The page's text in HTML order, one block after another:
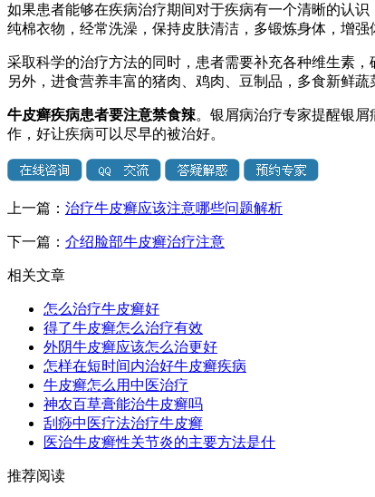
如果患者能够在疾病治疗期间对于疾病有一个清晰的认
纯棉衣物，经常洗澡，保持皮肤清洁，多锻炼身体，增
采取科学的治疗方法的同时，患者需要补充各种维生素
另外，进食营养丰富的猪肉、鸡肉、豆制品，多食新鲜
牛皮癣疾病患者要注意禁食辣。银屑病治疗专家提醒银
作，好让疾病可以尽早的被治好。
上一篇： 治疗牛皮癣应该注意哪些问题解析
下一篇： 介绍脸部牛皮癣治疗注意
相关文章
怎么治疗牛皮癣好
得了牛皮癣怎么治疗有效
外阴牛皮癣应该怎么治更好
怎样在短时间内治好牛皮癣疾病
牛皮癣怎么用中医治疗
神农百草膏能治牛皮癣吗
刮痧中医疗法治疗牛皮癣
医治牛皮癣性关节炎的主要方法是什
推荐阅读